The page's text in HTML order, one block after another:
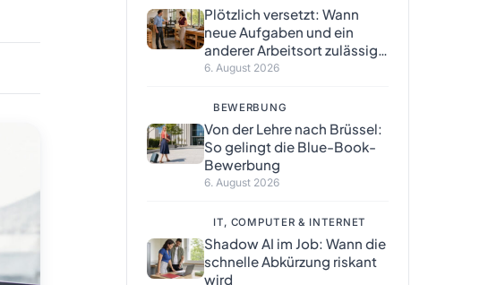
Plötzlich versetzt: Wann
neue Aufgaben und ein
anderer Arbeitsort zulässig
sind
6. August 2026
BEWERBUNG
Von der Lehre nach Brüssel:
So gelingt die Blue-Book-
Bewerbung
6. August 2026
IT, COMPUTER & INTERNET
Shadow AI im Job: Wann die
schnelle Abkürzung riskant
wird